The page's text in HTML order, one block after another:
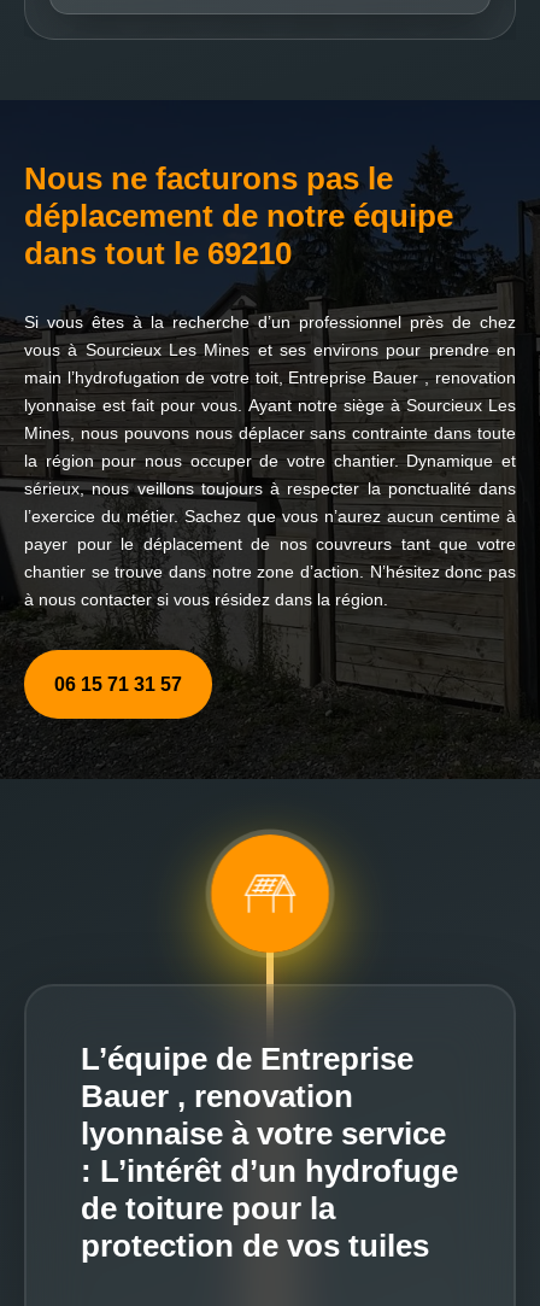
Nous ne facturons pas le
déplacement de notre équipe
dans tout le 69210
Si vous êtes à la recherche d’un professionnel près de chez
vous à Sourcieux Les Mines et ses environs pour prendre en
main l’hydrofugation de votre toit, Entreprise Bauer , renovation
lyonnaise est fait pour vous. Ayant notre siège à Sourcieux Les
Mines, nous pouvons nous déplacer sans contrainte dans toute
la région pour nous occuper de votre chantier. Dynamique et
sérieux, nous veillons toujours à respecter la ponctualité dans
l’exercice du métier. Sachez que vous n’aurez aucun centime à
payer pour le déplacement de nos couvreurs tant que votre
chantier se trouve dans notre zone d’action. N’hésitez donc pas
à nous contacter si vous résidez dans la région.
06 15 71 31 57
L’équipe de Entreprise
Bauer , renovation
lyonnaise à votre service
: L’intérêt d’un hydrofuge
de toiture pour la
protection de vos tuiles